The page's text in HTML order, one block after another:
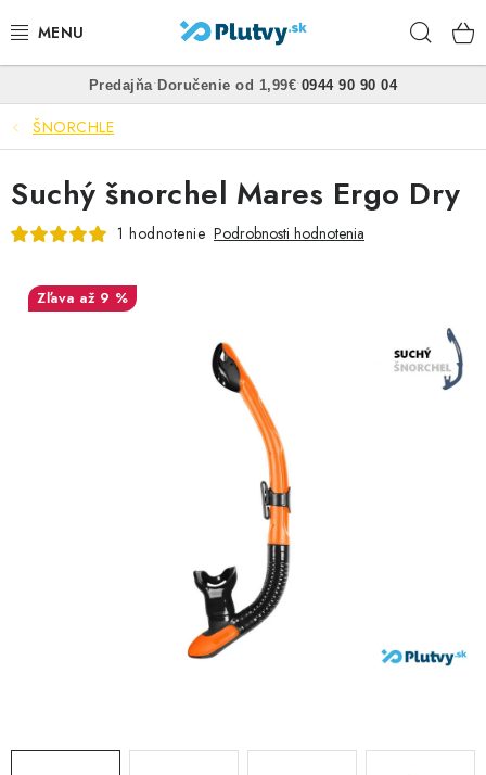
na
PLÁVANIE
ŠNORCHLOVANIE
FREEDIVING
POTÁPANIE
Predajňa• Doručenie od 1,99€• 0944 90 90 04
ŠNORCHLE
Suchý šnorchel Mares Ergo Dry
1 hodnotenie Podrobnosti hodnotenia
až 9 %